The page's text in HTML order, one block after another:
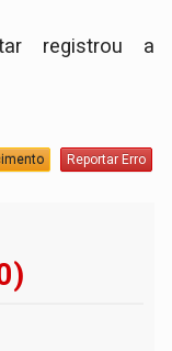
registrou a
Reportar Erro